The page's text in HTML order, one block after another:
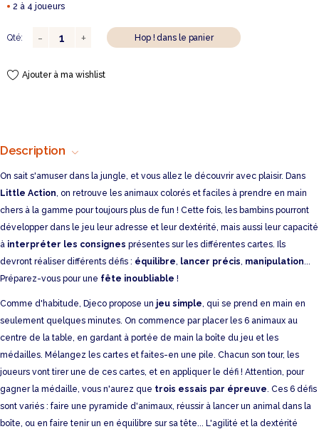
2 à 4 joueurs
Qté: Hop ! dans le panier
Ajouter à ma wishlist
Description
On sait s'amuser dans la jungle, et vous allez le découvrir avec plaisir. Dans
Little Action, on retrouve les animaux colorés et faciles à prendre en main
chers à la gamme pour toujours plus de fun ! Cette fois, les bambins pourront
développer dans le jeu leur adresse et leur dextérité, mais aussi leur capacité
à interpréter les consignes présentes sur les différentes cartes. Ils
devront réaliser différents défis : équilibre, lancer précis, manipulation...
Préparez-vous pour une fête inoubliable !
Comme d'habitude, Djeco propose un jeu simple, qui se prend en main en
seulement quelques minutes. On commence par placer les 6 animaux au
centre de la table, en gardant à portée de main la boîte du jeu et les
médailles. Mélangez les cartes et faites-en une pile. Chacun son tour, les
joueurs vont tirer une de ces cartes, et en appliquer le défi ! Attention, pour
gagner la médaille, vous n'aurez que trois essais par épreuve. Ces 6 défis
sont variés : faire une pyramide d'animaux, réussir à lancer un animal dans la
boîte, ou en faire tenir un en équilibre sur sa tête... L'agilité et la dextérité